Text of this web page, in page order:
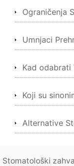
Ograničenja
Umnjaci
Kad odabrati
Koji su
Alternative
Stomatološki